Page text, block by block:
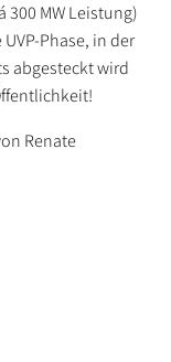
300 MW Leistung)
Phase, in der
abgesteckt wird
Renate